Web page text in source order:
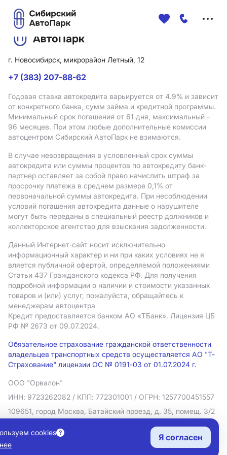
г. Новосибирск, микрорайон Летный, 12
+7 (383) 207-88-62
Годовая ставка автокредита варьируется от 4.9% и зависит
от конкретного банка, сумм займа и кредитной программы.
Минимальный срок погашения от 61 дня, максимальный -
96 месяцев. При этом любые дополнительные комиссии
автоцентром Сибирский АвтоПарк не взимаются.
В случае невозвращения в условленный срок суммы
автокредита или суммы процентов по автокредиту банк-
партнер оставляет за собой право начислить штраф за
просрочку платежа в среднем размере 0,1% от
первоначальной суммы автокредита. При несоблюдении
условий погашения автокредита данные о нарушителе
могут быть переданы в специальный реестр должников и
коллекторское агентство для взыскания задолженности.
Данный Интернет-сайт носит исключительно
информационный характер и ни при каких условиях не я
вляется публичной офертой, определяемой положениями
Статьи 437 Гражданского кодекса РФ. Для получения
подробной информации о наличии и стоимости указанных
товаров и (или) услуг, пожалуйста, обращайтесь к
менеджерам автоцентра
Кредит предоставляется банком АO «ТБанк». Лицензия ЦБ
РФ № 2673 от 09.07.2024.
Обязательное страхование гражданской ответственности
владельцев транспортных средств осуществляется АО "Т-
Страхование" лицензии ОС № 0191-03 от 01.07.2024 г.
ООО "Орвалон"
ИНН: 9723262082 / КПП: 772301001 / ОГРН: 1257700451557
109651, город Москва, Батайский проезд, д. 35, помещ. 3/2
Политика в отношении обработки персональных данных
Согласие на рекламную рассылку
Правовая информация
cookies
Я согласен